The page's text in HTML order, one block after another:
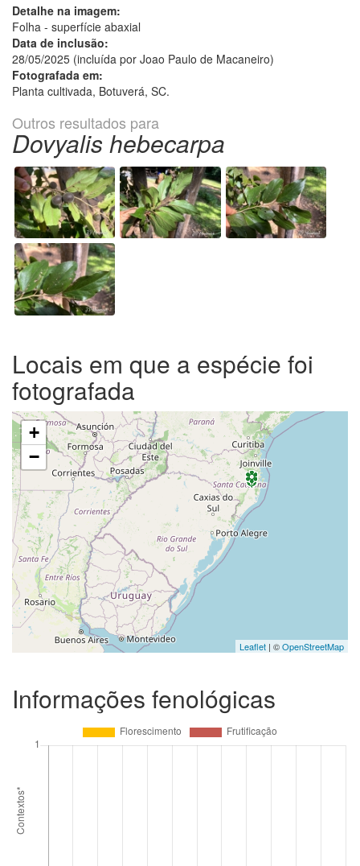
Detalhe na imagem:
Folha - superfície abaxial
Data de inclusão:
28/05/2025 (incluída por Joao Paulo de Macaneiro)
Fotografada em:
Planta cultivada, Botuverá, SC.
Outros resultados para
Dovyalis hebecarpa
Locais em que a espécie foi
fotografada
+
−
Leaflet | ©OpenStreetMap
Informações fenológicas